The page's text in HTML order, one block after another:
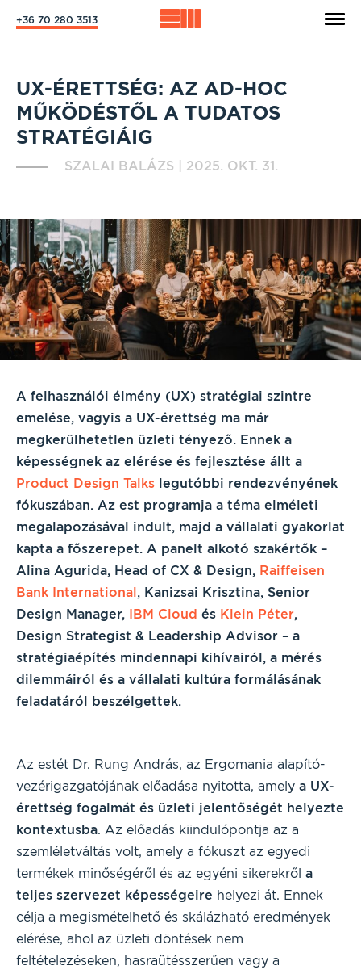
+36 70 280 3513
UX-ÉRETTSÉG: AZ AD-HOC
MŰKÖDÉSTŐL A TUDATOS
STRATÉGIÁIG
SZALAI BALÁZS 2025. OKT. 31.
A felhasználói élmény (UX) stratégiai szintre
emelése, vagyis a UX-érettség ma már
megkerülhetetlen üzleti tényező. Ennek a
képességnek az elérése és fejlesztése állt a
Product Design Talks legutóbbi rendezvényének
fókuszában. Az est programja a téma elméleti
megalapozásával indult, majd a vállalati gyakorlat
kapta a főszerepet. A panelt alkotó szakértők –
Alina Agurida, Head of CX & Design, Raiffeisen
Bank International, Kanizsai Krisztina, Senior
Design Manager, IBM Cloud és Klein Péter,
Design Strategist & Leadership Advisor – a
stratégiaépítés mindennapi kihívairól, a mérés
dilemmáiról és a vállalati kultúra formálásának
feladatáról beszélgettek.
Az estét Dr. Rung András, az Ergomania alapító-
vezérigazgatójának előadása nyitotta, amely a UX-
érettség fogalmát és üzleti jelentőségét helyezte
kontextusba. Az előadás kiindulópontja az a
szemléletváltás volt, amely a fókuszt az egyedi
termékek minőségéről és az egyéni sikerekről a
teljes szervezet képességeire helyezi át. Ennek
célja a megismételhető és skálázható eredmények
elérése, ahol az üzleti döntések nem
feltételezéseken, hasraütésszerűen vagy a